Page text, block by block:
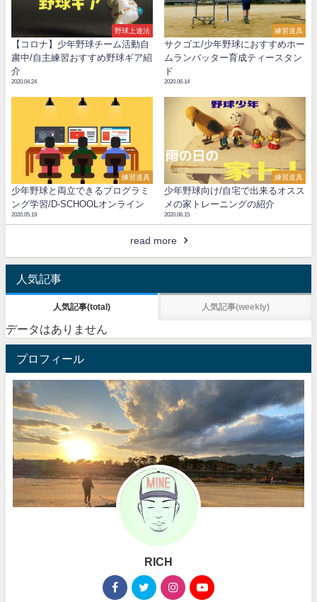
野球上達法
【コロナ】少年野球チーム活動自
粛中/自主練習おすすめ野球ギア紹
介
2020.04.24
練習道具
サクゴエ/少年野球におすすめホー
ムランバッター育成ティースタン
ド
2020.06.14
練習道具
少年野球と両立できるプログラミ
ング学習/D-SCHOOLオンライン
2020.05.19
練習道具
少年野球向け/自宅で出来るオスス
メの家トレーニングの紹介
2020.06.15
read more
人気記事
人気記事(total) 人気記事(weekly)
データはありません
プロフィール
RICH